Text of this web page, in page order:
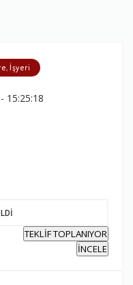
İşyeri
15:25:18
TEKLİF TOPLANIYOR
İNCELE